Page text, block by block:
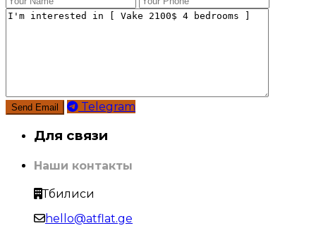
Telegram
Для связи
Наши контакты
Тбилиси
hello@atflat.ge